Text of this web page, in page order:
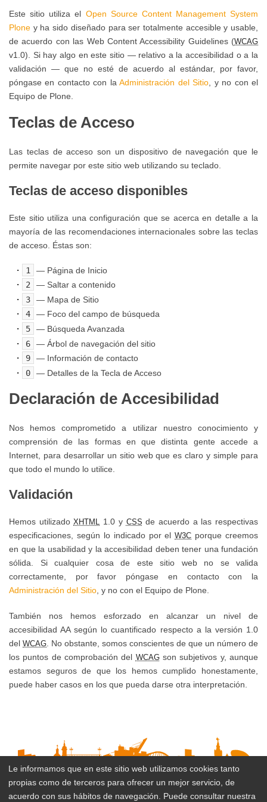
Registro
de
apertura
de
los
centros
deportivos
gestión
Relación
de
Puestos
de
Trabajo
Convenio
Colectivo
Personal
Laboral
IMD
IMD
Trámites
en
del
IMD
Plataforma
Estado
para
la
cumplimentación
presentación
de
las
de
Período
Medio
Pago
Tablón
de
Anuncios
deportivos
municipales
Reserva
y
Gestión
Instalaciones
Deporte
Gestión
Administrativa
Centros
Deportivos
APP
Entrenamiento
IMD
Protocolo
caso
de
alertas
meteorológicas
deportivos
que
se
desarrollen
en
la
vía
Circuito
de
Plan
Local
de
Instalaciones
y
Equipamientos
Deportivos
de
Sevilla
Suelos
el
deporte
para
detección
y
actuación
frente
acoso
y
abuso
sexual
a
para
la
prevención,
Este sitio utiliza el Open Source Content Management System
Plone y ha sido diseñado para ser totalmente accesible y usable,
de acuerdo con las Web Content Accessibility Guidelines (WCAG
v1.0). Si hay algo en este sitio — relativo a la accesibilidad o a la
validación — que no esté de acuerdo al estándar, por favor,
póngase en contacto con laAdministración del Sitio , y no con el
Equipo de Plone.
Teclas de Acceso
Las teclas de acceso son un dispositivo de navegación que le
permite navegar por este sitio web utilizando su teclado.
Teclas de acceso disponibles
Este sitio utiliza una configuración que se acerca en detalle a la
mayoría de las recomendaciones internacionales sobre las teclas
de acceso. Éstas son:
1
— Página de Inicio
2
— Saltar a contenido
3
— Mapa de Sitio
4
— Foco del campo de búsqueda
5
— Búsqueda Avanzada
6
— Árbol de navegación del sitio
9
— Información de contacto
0
— Detalles de la Tecla de Acceso
Declaración de Accesibilidad
Nos hemos comprometido a utilizar nuestro conocimiento y
comprensión de las formas en que distinta gente accede a
Internet, para desarrollar un sitio web que es claro y simple para
que todo el mundo lo utilice.
Validación
Hemos utilizadoXHTML 1.0 y CSS de acuerdo a las respectivas
especificaciones, según lo indicado por elW3C porque creemos
en que la usabilidad y la accesibilidad deben tener una fundación
sólida. Si cualquier cosa de este sitio web no se valida
correctamente, por favor póngase en contacto con la
Administración del Sitio , y no con el Equipo de Plone.
También nos hemos esforzado en alcanzar un nivel de
accesibilidad AA según lo cuantificado respecto a la versión 1.0
del WCAG . No obstante, somos conscientes de que un número de
los puntos de comprobación del WCAGson subjetivos y, aunque
estamos seguros de que los hemos cumplido honestamente,
puede haber casos en los que pueda darse otra interpretación.
Suscribirse al boletín
Le informamos que en este sitio web utilizamos cookies tanto
propias como de terceros para ofrecer un mejor servicio, de
acuerdo con sus hábitos de navegación. Puede consultar nuestra